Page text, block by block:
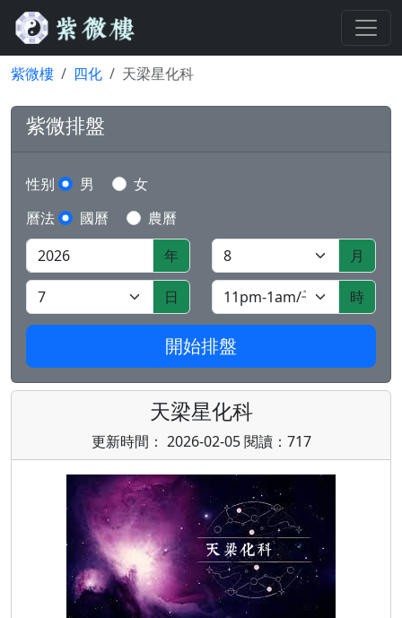
紫微樓 四化 天梁星化科
紫微排盤
性别 男
女
曆法
國曆
農曆
年
月
日 時
開始排盤
天梁星化科
更新時間： 2026-02-05 閱讀：717